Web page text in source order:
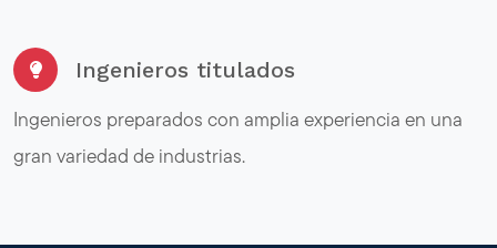
Ingenieros titulados
Ingenieros preparados con amplia experiencia en una
gran variedad de industrias.